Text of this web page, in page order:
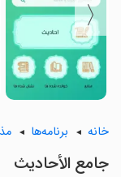
〈
خانه برنامه‌ها
‏جامع الأحادیث